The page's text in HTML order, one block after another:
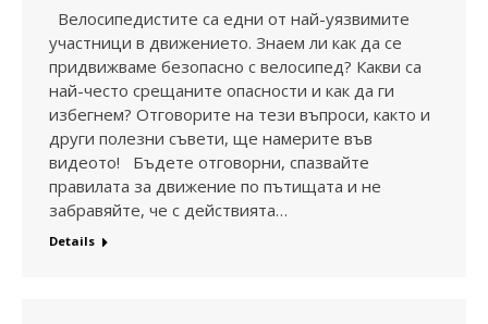
Велосипедистите са едни от най-уязвимите
участници в движението. Знаем ли как да се
придвижваме безопасно с велосипед? Какви са
най-често срещаните опасности и как да ги
избегнем? Отговорите на тези въпроси, както и
други полезни съвети, ще намерите във
видеото! Бъдете отговорни, спазвайте
правилата за движение по пътищата и не
забравяйте, че с действията…
Details